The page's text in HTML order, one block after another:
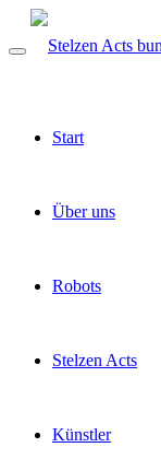
Start
Über uns
Robots
Stelzen Acts
Künstler